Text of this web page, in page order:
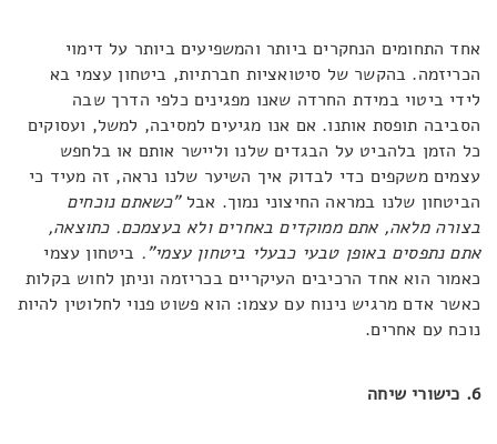
אחד התחומים הנחקרים ביותר והמשפיעים ביותר על דימוי
הכריזמה. בהקשר של סיטואציות חברתיות, ביטחון עצמי בא
לידי ביטוי במידת החרדה שאנו מפגינים כלפי הדרך שבה
הסביבה תופסת אותנו. אם אנו מגיעים למסיבה, למשל, ועסוקים
כל הזמן בלהביט על הבגדים שלנו וליישר אותם או בלחפש
עצמים משקפים כדי לבדוק איך השיער שלנו נראה, זה מעיד כי
הביטחון שלנו במראה החיצוני נמוך. אבל"כשאתם נוכחים
בצורה מלאה, אתם ממוקדים באחרים ולא בעצמכם. כתוצאה,
אתם נתפסים באופן טבעי כבעלי ביטחון עצמי". ביטחון עצמי
כאמור הוא אחד הרכיבים העיקריים בכריזמה וניתן לחוש בקלות
כאשר אדם מרגיש נינוח עם עצמו: הוא פשוט פנוי לחלוטין להיות
נוכח עם אחרים.
6. כישורי שיחה